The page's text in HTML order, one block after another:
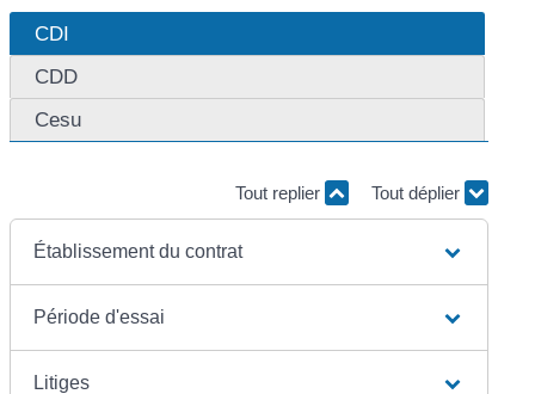
CDI
CDD
Cesu
Tout replier Tout déplier
Établissement du contrat
Période d'essai
Litiges